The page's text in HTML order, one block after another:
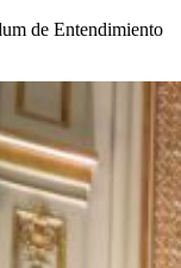
de Entendimiento